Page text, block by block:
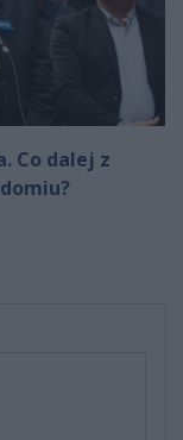
Co dalej z